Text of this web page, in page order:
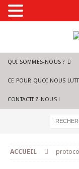
QUI SOMMES-NOUS ?
CE POUR QUOI NOUS
CONTACTEZ-NOUS !
ACCUEIL